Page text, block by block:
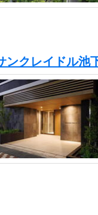
ンクレイドル